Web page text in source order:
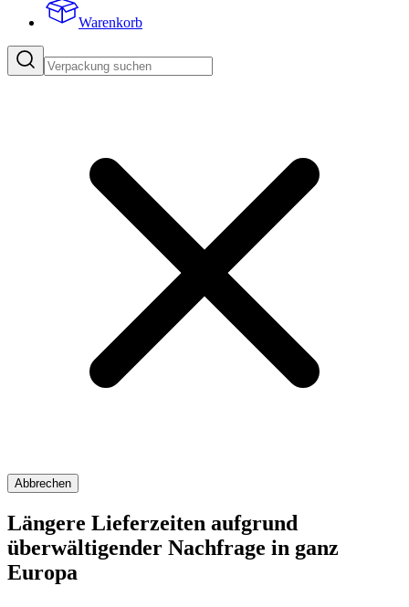
Warenkorb
Abbrechen
Längere Lieferzeiten aufgrund
überwältigender Nachfrage in ganz
Europa